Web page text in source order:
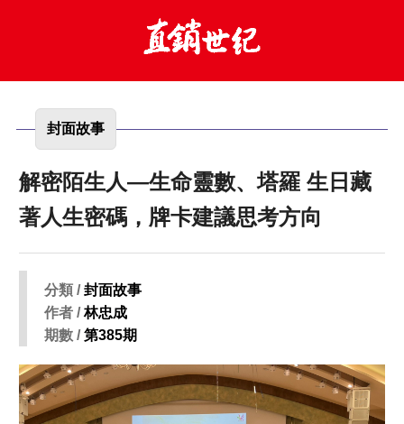
封面故事
解密陌生人—生命靈數、塔羅 生日藏
著人生密碼，牌卡建議思考方向
分類 /封面故事
作者 /林忠成
期數 /第385期